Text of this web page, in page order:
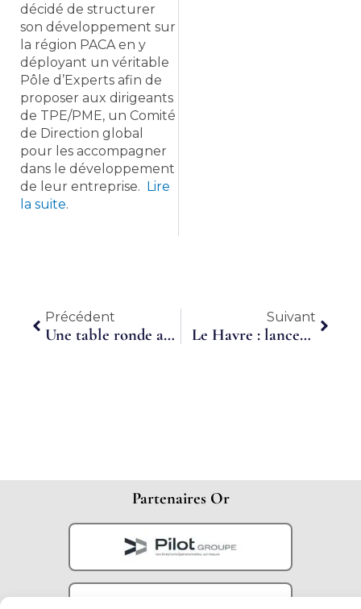
décidé de structurer
son développement sur
la région PACA en y
déployant un véritable
Pôle d’Experts afin de
proposer aux dirigeants
de TPE/PME, un Comité
de Direction global
pour les accompagner
dans le développement
de leur entreprise. Lire
la suite.
Précédent
Précédent
Une table ronde autour du développement du sport
Suivant
Le Havre : lancement d’un moteur de recherche facilitateur d’emplois dans la propreté
Partenaires Or